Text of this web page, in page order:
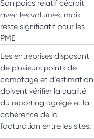
Son poids relatif décroît
avec les volumes, mais
reste significatif pour les
PME.
Les entreprises disposant
de plusieurs points de
comptage et d’estimation
doivent vérifier la qualité
du reporting agrégé et la
cohérence de la
facturation entre les sites.